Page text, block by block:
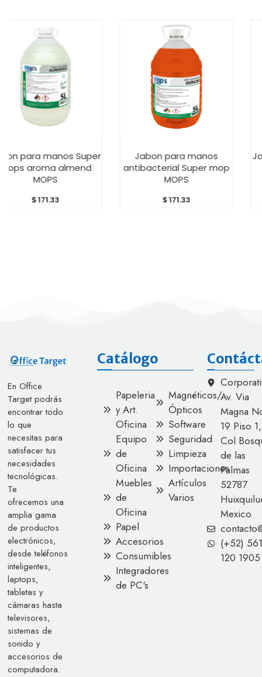
Super
Jabon para manos
antibacterial Super mop
Jabon para
mops
En Office
Target podrás
encontrar todo
lo que
necesitas para
satisfacer tus
necesidades
tecnológicas.
Te
ofrecemos una
amplia gama
de productos
electrónicos,
desde teléfonos
inteligentes,
laptops,
tabletas y
cámaras hasta
televisores,
sistemas de
sonido y
accesorios de
computadora.
Catálogo
Papeleria
y Art.
Oficina
Equipo
de
Oficina
Muebles
de
Oficina
Papel
Accesorios
Consumibles
Integradores
de PC's
Magnéticos/
Ópticos
Software
Seguridad
Limpieza
Importaciones
Artículos
Varios
Av. Via
Magna
19 Piso 1,
Col
de las
Palmas
52787
Mexico
(+52) 561
120 1905